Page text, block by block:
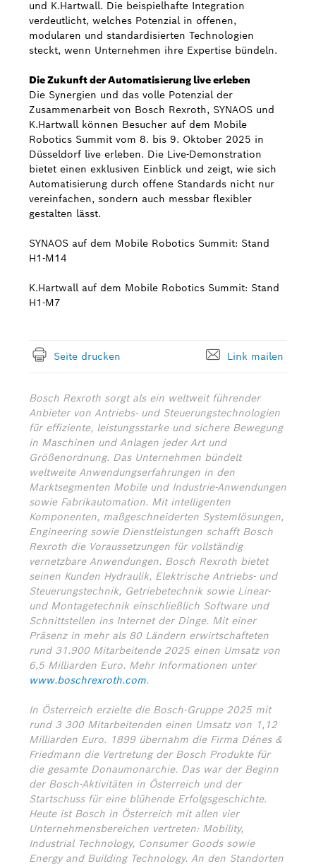
und K.Hartwall. Die beispielhafte Integration
verdeutlicht, welches Potenzial in offenen,
modularen und standardisierten Technologien
steckt, wenn Unternehmen ihre Expertise bündeln.
Die Zukunft der Automatisierung live erleben
Die Synergien und das volle Potenzial der
Zusammenarbeit von Bosch Rexroth, SYNAOS und
K.Hartwall können Besucher auf dem Mobile
Robotics Summit vom 8. bis 9. Oktober 2025 in
Düsseldorf live erleben. Die Live-Demonstration
bietet einen exklusiven Einblick und zeigt, wie sich
Automatisierung durch offene Standards nicht nur
vereinfachen, sondern auch messbar flexibler
gestalten lässt.
SYNAOS auf dem Mobile Robotics Summit: Stand
H1-M14
K.Hartwall auf dem Mobile Robotics Summit: Stand
H1-M7
Seite drucken Link mailen
Bosch Rexroth sorgt als ein weltweit führender
Anbieter von Antriebs- und Steuerungstechnologien
für effiziente, leistungsstarke und sichere Bewegung
in Maschinen und Anlagen jeder Art und
Größenordnung. Das Unternehmen bündelt
weltweite Anwendungserfahrungen in den
Marktsegmenten Mobile und Industrie-Anwendungen
sowie Fabrikautomation. Mit intelligenten
Komponenten, maßgeschneiderten Systemlösungen,
Engineering sowie Dienstleistungen schafft Bosch
Rexroth die Voraussetzungen für vollständig
vernetzbare Anwendungen. Bosch Rexroth bietet
seinen Kunden Hydraulik, Elektrische Antriebs- und
Steuerungstechnik, Getriebetechnik sowie Linear-
und Montagetechnik einschließlich Software und
Schnittstellen ins Internet der Dinge. Mit einer
Präsenz in mehr als 80 Ländern erwirtschafteten
rund 31.900 Mitarbeitende 2025 einen Umsatz von
6,5 Milliarden Euro. Mehr Informationen unter
www.boschrexroth.com.
In Österreich erzielte die Bosch-Gruppe 2025 mit
rund 3 300 Mitarbeitenden einen Umsatz von 1,12
Milliarden Euro. 1899 übernahm die Firma Dénes &
Friedmann die Vertretung der Bosch Produkte für
die gesamte Donaumonarchie. Das war der Beginn
der Bosch-Aktivitäten in Österreich und der
Startschuss für eine blühende Erfolgsgeschichte.
Heute ist Bosch in Österreich mit allen vier
Unternehmensbereichen vertreten: Mobility,
Industrial Technology, Consumer Goods sowie
Energy and Building Technology. An den Standorten